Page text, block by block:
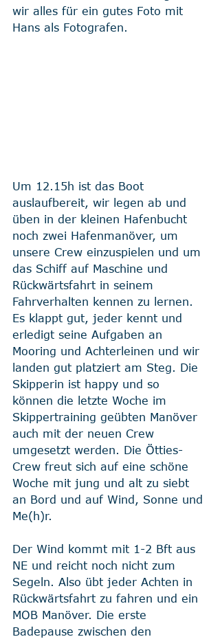
wir alles für ein gutes Foto mit
Hans als Fotografen.
Um 12.15h ist das Boot
auslaufbereit, wir legen ab und
üben in der kleinen Hafenbucht
noch zwei Hafenmanöver, um
unsere Crew einzuspielen und um
das Schiff auf Maschine und
Rückwärtsfahrt in seinem
Fahrverhalten kennen zu lernen.
Es klappt gut, jeder kennt und
erledigt seine Aufgaben an
Mooring und Achterleinen und wir
landen gut platziert am Steg. Die
Skipperin ist happy und so
können die letzte Woche im
Skippertraining geübten Manöver
auch mit der neuen Crew
umgesetzt werden. Die Ötties-
Crew freut sich auf eine schöne
Woche mit jung und alt zu siebt
an Bord und auf Wind, Sonne und
Me(h)r.
Der Wind kommt mit 1-2 Bft aus
NE und reicht noch nicht zum
Segeln. Also übt jeder Achten in
Rückwärtsfahrt zu fahren und ein
MOB Manöver. Die erste
Badepause zwischen den